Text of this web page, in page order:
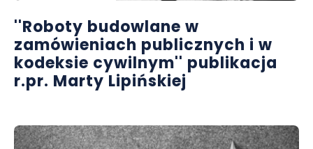
''Roboty budowlane w
zamówieniach publicznych i w
kodeksie cywilnym'' publikacja
r.pr. Marty Lipińskiej